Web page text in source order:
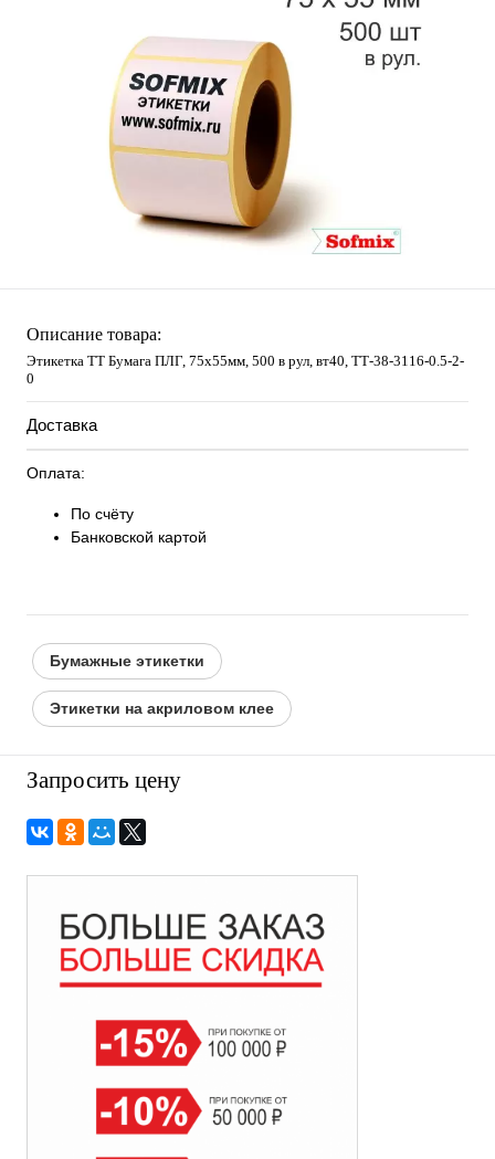
Описание товара:
Этикетка ТТ Бумага ПЛГ, 75х55мм, 500 в рул, вт40, TТ-38-3116-0.5-2-
0
Доставка
Оплата:
По счёту
Банковской картой
Бумажные этикетки
Этикетки на акриловом клее
Запросить цену